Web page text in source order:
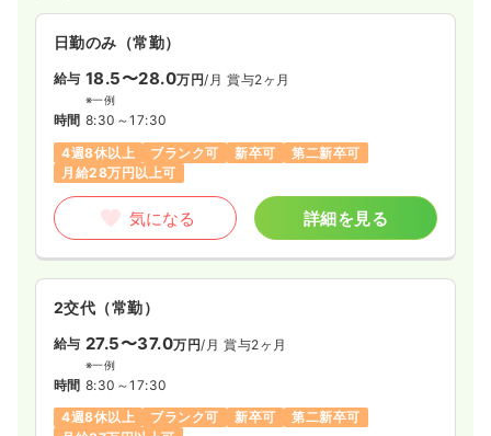
日勤のみ（常勤）
給与 18.5〜28.0万円/月 賞与2ヶ月
※一例
時間 8:30～17:30
4週8休以上
ブランク可 新卒可
第二新卒可
月給28万円以上可
気になる 詳細を見る
2交代（常勤）
給与 27.5〜37.0万円/月 賞与2ヶ月
※一例
時間 8:30～17:30
4週8休以上
ブランク可 新卒可
第二新卒可